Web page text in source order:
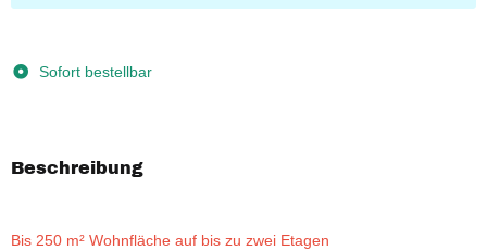
Sofort bestellbar
Beschreibung
Bis 250 m² Wohnfläche auf bis zu zwei Etagen